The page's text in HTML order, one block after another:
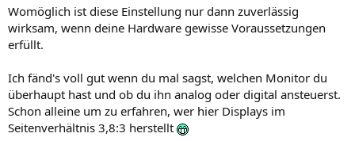
Womöglich ist diese Einstellung nur dann zuverlässig
wirksam, wenn deine Hardware gewisse Voraussetzungen
erfüllt.
Ich fänd's voll gut wenn du mal sagst, welchen Monitor du
überhaupt hast und ob du ihn analog oder digital ansteuerst.
Schon alleine um zu erfahren, wer hier Displays im
Seitenverhältnis 3,8:3 herstellt